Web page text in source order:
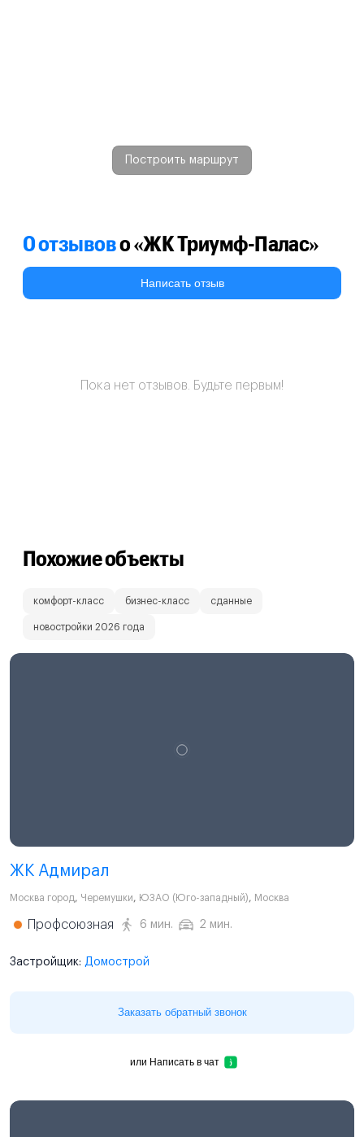
Построить маршрут
0 отзывово «ЖК Триумф-Палас»
Написать отзыв
Пока нет отзывов. Будьте первым!
Похожие объекты
комфорт-класс бизнес-класс сданные
новостройки 2026 года
ЖК Адмирал
Москва город, Черемушки, ЮЗАО (Юго-западный), Москва
Профсоюзная 6 мин. 2 мин.
Застройщик: Домострой
Заказать обратный звонок
или Написать в чат